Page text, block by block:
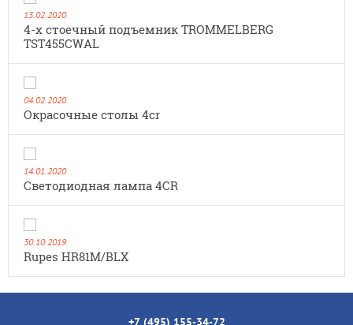
13.02.2020
4-х стоечный подъемник TROMMELBERG
TST455CWAL
04.02.2020
Окрасочные столы 4cr
14.01.2020
Cветодиодная лампа 4CR
30.10.2019
Rupes HR81M/BLX
+7 (495) 155-34-72